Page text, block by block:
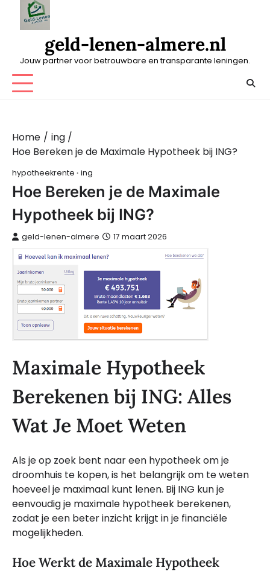
geld-lenen-almere.nl
Jouw partner voor betrouwbare en transparante leningen.
Home
ing
Hoe Bereken je de Maximale Hypotheek bij ING?
hypotheekrente ing
Hoe Bereken je de Maximale
Hypotheek bij ING?
geld-lenen-almere 17 maart 2026
Maximale Hypotheek
Berekenen bij ING: Alles
Wat Je Moet Weten
Als je op zoek bent naar een hypotheek om je
droomhuis te kopen, is het belangrijk om te weten
hoeveel je maximaal kunt lenen. Bij ING kun je
eenvoudig je maximale hypotheek berekenen,
zodat je een beter inzicht krijgt in je financiële
mogelijkheden.
Hoe Werkt de Maximale Hypotheek